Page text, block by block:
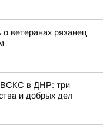
ветеранах рязанец
ВСКС в ДНР: три
и добрых дел